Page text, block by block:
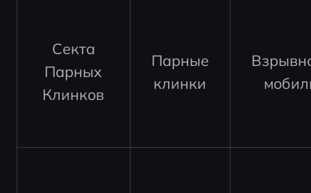
Секта
Парных
Клинков
Парные
клинки